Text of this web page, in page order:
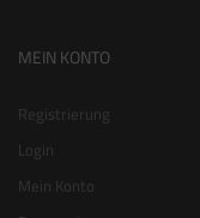
MEIN KONTO
Registrierung
Login
Mein Konto